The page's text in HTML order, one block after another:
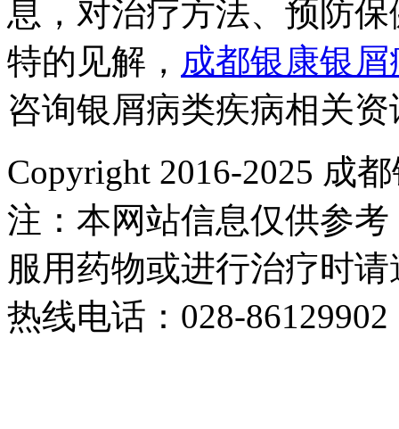
息，对治疗方法、预防
特的见解， 成都银康银
咨询银屑病类疾病相关资
Copyright 2016-2025 成
注：本网站信息仅供参
服用药物或进行治疗时
热线电话：028-86129902